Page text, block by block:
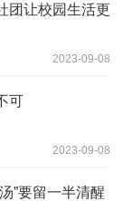
团让校园生活更
2023-09-08
可
2023-09-08
”要留一半清醒